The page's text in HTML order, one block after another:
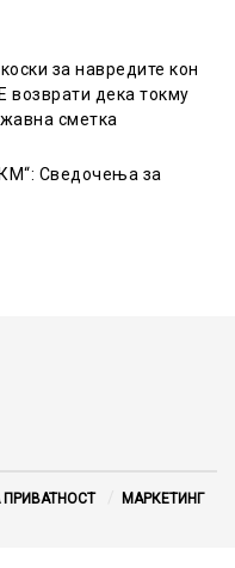
за навредите кон
дека токму
сметка
Сведочења за
МАРКЕТИНГ